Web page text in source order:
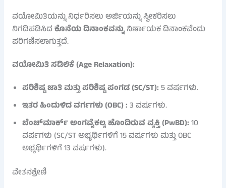
ವಯೋಮಿತಿಯನ್ನು ನಿರ್ಧರಿಸಲು ಅರ್ಜಿಯನ್ನು ಸ್ವೀಕರಿಸಲು
ನಿಗದಿಪಡಿಸಿದಕೊನೆಯ ದಿನಾಂಕವನ್ನುನಿರ್ಣಾಯಕ ದಿನಾಂಕವೆಂದು
ಪರಿಗಣಿಸಲಾಗುತ್ತದೆ.
ವಯೋಮಿತಿ ಸಡಿಲಿಕೆ (Age Relaxation):
ಪರಿಶಿಷ್ಟ ಜಾತಿ ಮತ್ತು ಪರಿಶಿಷ್ಟ ಪಂಗಡ (SC/ST): 5 ವರ್ಷಗಳು.
ಇತರ ಹಿಂದುಳಿದ ವರ್ಗಗಳು (OBC) :3 ವರ್ಷಗಳು.
ಬೆಂಚ್‌ಮಾರ್ಕ್ ಅಂಗವೈಕಲ್ಯ ಹೊಂದಿರುವ ವ್ಯಕ್ತಿ (PwBD):10
ವರ್ಷಗಳು (SC/ST ಅಭ್ಯರ್ಥಿಗಳಿಗೆ 15 ವರ್ಷಗಳು ಮತ್ತು OBC
ಅಭ್ಯರ್ಥಿಗಳಿಗೆ 13 ವರ್ಷಗಳು).
ವೇತನಶ್ರೇಣಿ